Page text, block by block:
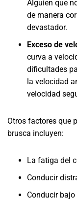
Alguien que
de manera
devastador.
Exceso de
curva a
dificultades
la velocidad
velocidad
Otros factores que
brusca incluyen:
La fatiga del
Conducir
Conducir